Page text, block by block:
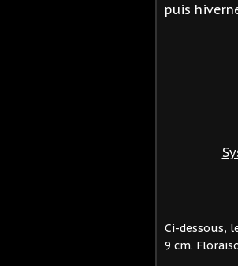
puis
Ci-dessous,
9 cm.